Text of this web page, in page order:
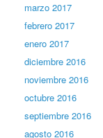
marzo 2017
febrero 2017
enero 2017
diciembre 2016
noviembre 2016
octubre 2016
septiembre 2016
agosto 2016